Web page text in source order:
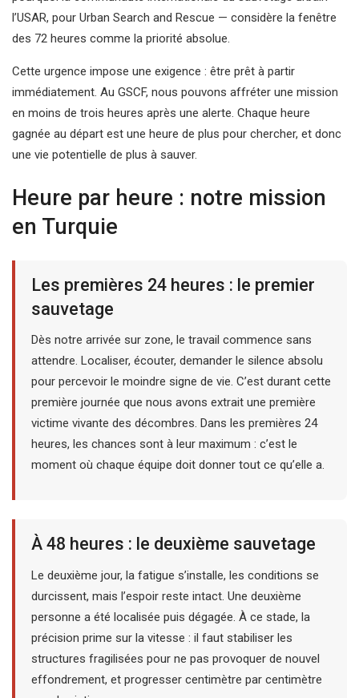
l’USAR, pour Urban Search and Rescue — considère la fenêtre
des 72 heures comme la priorité absolue.
Cette urgence impose une exigence : être prêt à partir
immédiatement. Au GSCF, nous pouvons affréter une mission
en moins de trois heures après une alerte. Chaque heure
gagnée au départ est une heure de plus pour chercher, et donc
une vie potentielle de plus à sauver.
Heure par heure : notre mission
en Turquie
Les premières 24 heures : le premier
sauvetage
Dès notre arrivée sur zone, le travail commence sans
attendre. Localiser, écouter, demander le silence absolu
pour percevoir le moindre signe de vie. C’est durant cette
première journée que nous avons extrait une première
victime vivante des décombres. Dans les premières 24
heures, les chances sont à leur maximum : c’est le
moment où chaque équipe doit donner tout ce qu’elle a.
À 48 heures : le deuxième sauvetage
Le deuxième jour, la fatigue s’installe, les conditions se
durcissent, mais l’espoir reste intact. Une deuxième
personne a été localisée puis dégagée. À ce stade, la
précision prime sur la vitesse : il faut stabiliser les
structures fragilisées pour ne pas provoquer de nouvel
effondrement, et progresser centimètre par centimètre